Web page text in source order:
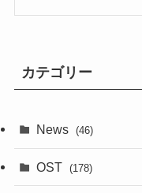
カテゴリー
News (46)
OST (178)